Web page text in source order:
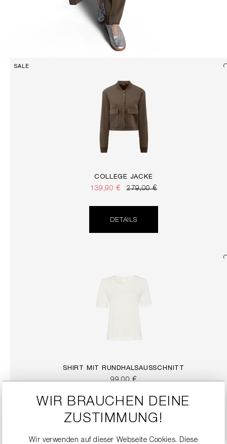
SALE
COLLEGE JACKE
139,90 € 279,00 €
DETAILS
SHIRT MIT RUNDHALSAUSSCHNITT
99,00 €
DETAILS
WIR BRAUCHEN DEINE
ZUSTIMMUNG!
Wir verwenden auf dieser Webseite Cookies. Diese